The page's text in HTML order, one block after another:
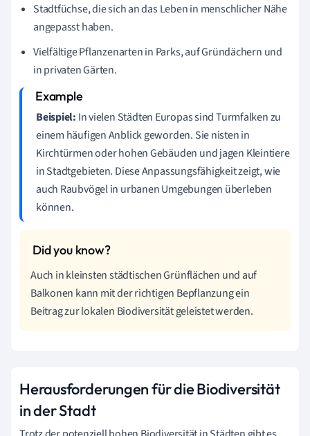
Stadtfüchse, die sich an das Leben in menschlicher Nähe
angepasst haben.
Vielfältige Pflanzenarten in Parks, auf Gründächern und
in privaten Gärten.
Beispiel: In vielen Städten Europas sind Turmfalken zu
einem häufigen Anblick geworden. Sie nisten in
Kirchtürmen oder hohen Gebäuden und jagen Kleintiere
in Stadtgebieten. Diese Anpassungsfähigkeit zeigt, wie
auch Raubvögel in urbanen Umgebungen überleben
können.
Auch in kleinsten städtischen Grünflächen und auf
Balkonen kann mit der richtigen Bepflanzung ein
Beitrag zur lokalen Biodiversität geleistet werden.
Herausforderungen für die Biodiversität
in der Stadt